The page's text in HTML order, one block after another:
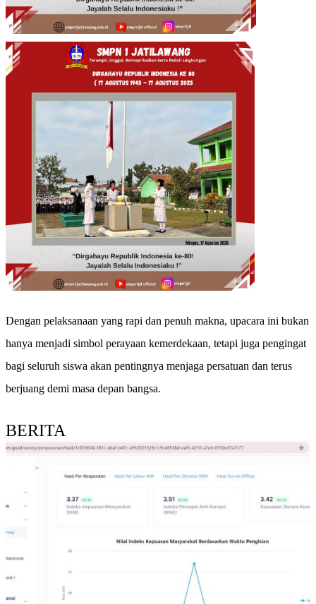
Dengan pelaksanaan yang rapi dan penuh makna, upacara ini bukan
hanya menjadi simbol perayaan kemerdekaan, tetapi juga pengingat
bagi seluruh siswa akan pentingnya menjaga persatuan dan terus
berjuang demi masa depan bangsa.
BERITA